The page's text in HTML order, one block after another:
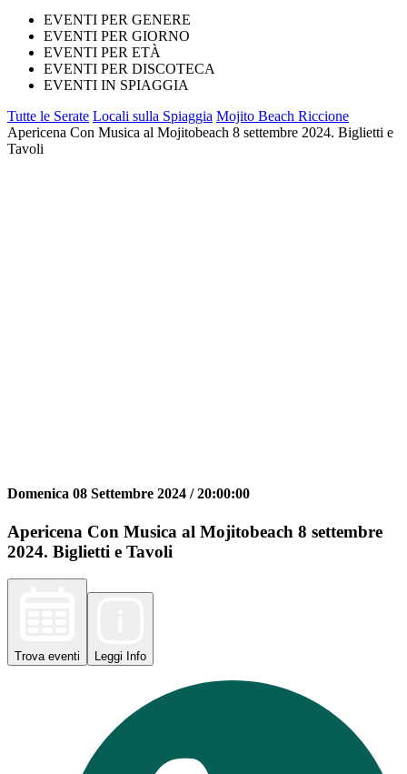
EVENTI PER GENERE
EVENTI PER GIORNO
EVENTI PER ETÀ
EVENTI PER DISCOTECA
EVENTI IN SPIAGGIA
Tutte le Serate Locali sulla Spiaggia Mojito Beach Riccione
Apericena Con Musica al Mojitobeach 8 settembre 2024. Biglietti e
Tavoli
Domenica 08 Settembre 2024 /20:00:00
Apericena Con Musica al Mojitobeach 8 settembre
2024. Biglietti e Tavoli
Trova eventi Leggi Info